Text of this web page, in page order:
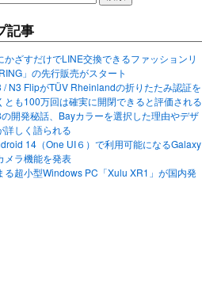
記事
かざすだけでLINE交換できるファッションリ
」の先行販売がスタート
/ N3 FlipがTÜV Rheinlandの折りたたみ認証を
とも100万回は確実に開閉できると評価される
開発秘話、Bayカラーを選択した理由やデザ
詳しく語られる
14（One UI６）で利用可能になるGalaxy
メラ機能を発表
る超小型Windows PC「Xulu XR1」が国内発